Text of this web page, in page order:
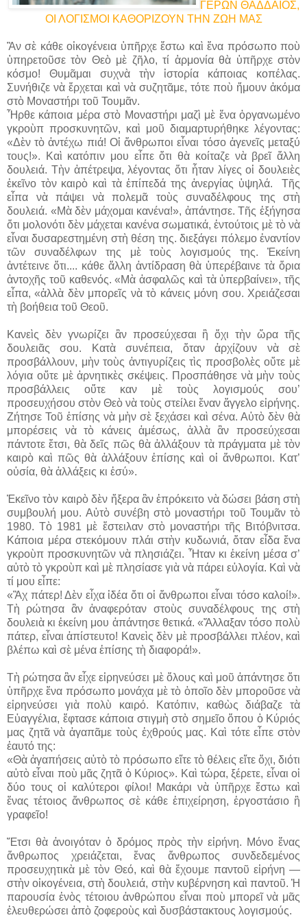
ΓΕΡΩΝ ΘΑΔΔΑΙΟΣ,
ΟΙ ΛΟΓΙΣΜΟΙ ΚΑΘΟΡΙΖΟΥΝ ΤΗΝ ΖΩΗ ΜΑΣ
Ἂν σὲ κάθε οἰκογένεια ὑπῆρχε ἔστω καὶ ἕνα πρόσωπο ποὺ
ὑπηρετοῦσε τὸν Θεὸ μὲ ζῆλο, τί ἁρμονία θὰ ὑπῆρχε στὸν
κόσμο! Θυμᾶμαι συχνὰ τὴν ἱστορία κάποιας κοπέλας.
Συνήθιζε νὰ ἔρχεται καὶ νὰ συζητᾶμε, τότε ποὺ ἤμουν ἀκόμα
στὸ Μοναστήρι τοῦ Τουμᾶν.
Ἦρθε κάποια μέρα στὸ Μοναστήρι μαζὶ μὲ ἕνα ὀργανωμένο
γκροὺπ προσκυνητῶν, καὶ μοῦ διαμαρτυρήθηκε λέγοντας:
«Δὲν τὸ ἀντέχω πιά! Οἱ ἄνθρωποι εἶναι τόσο ἀγενεῖς μεταξύ
τους!». Καὶ κατόπιν μου εἶπε ὅτι θὰ κοίταζε νὰ βρεῖ ἄλλη
δουλειά. Τὴν ἀπέτρεψα, λέγοντας ὅτι ἦταν λίγες οἱ δουλειὲς
ἐκεῖνο τὸν καιρὸ καὶ τὰ ἐπίπεδά της ἀνεργίας ὑψηλά. Τῆς
εἶπα νὰ πάψει νὰ πολεμᾶ τοὺς συναδέλφους της στὴ
δουλειά. «Μὰ δὲν μάχομαι κανένα!», ἀπάντησε. Τῆς ἐξήγησα
ὅτι μολονότι δὲν μάχεται κανένα σωματικά, ἐντούτοις μὲ τὸ νὰ
εἶναι δυσαρεστημένη στὴ θέση της. διεξάγει πόλεμο ἐναντίον
τῶν συναδέλφων της μὲ τοὺς λογισμούς της. Ἐκείνη
ἀντέτεινε ὅτι.... κάθε ἄλλη ἀντίδραση θὰ ὑπερέβαινε τὰ ὅρια
ἀντοχῆς τοῦ καθενός. «Μὰ ἀσφαλῶς καὶ τὰ ὑπερβαίνει», τῆς
εἶπα, «ἀλλὰ δὲν μπορεῖς νὰ τὸ κάνεις μόνη σου. Χρειάζεσαι
τὴ βοήθεια τοῦ Θεοῦ.
Κανεὶς δὲν γνωρίζει ἂν προσεύχεσαι ἢ ὄχι τὴν ὥρα τῆς
δουλειᾶς σου. Κατὰ συνέπεια, ὅταν ἀρχίζουν νὰ σὲ
προσβάλλουν, μὴν τοὺς ἀντιγυρίζεις τὶς προσβολὲς οὔτε μὲ
λόγια οὔτε μὲ ἀρνητικὲς σκέψεις. Προσπάθησε νὰ μὴν τοὺς
προσβάλλεις οὔτε καν μὲ τοὺς λογισμούς σου’
προσευχήσου στὸν Θεὸ νὰ τοὺς στείλει ἕναν ἄγγελο εἰρήνης.
Ζήτησε Τοῦ ἐπίσης νὰ μὴν σὲ ξεχάσει καὶ σένα. Αὐτὸ δὲν θὰ
μπορέσεις νὰ τὸ κάνεις ἀμέσως, ἀλλὰ ἂν προσεύχεσαι
πάντοτε ἔτσι, θὰ δεῖς πῶς θὰ ἀλλάξουν τὰ πράγματα μὲ τὸν
καιρὸ καὶ πῶς θὰ ἀλλάξουν ἐπίσης καὶ οἱ ἄνθρωποι. Κατ’
οὐσία, θὰ ἀλλάξεις κι ἐσύ».
Ἐκεῖνο τὸν καιρὸ δὲν ἤξερα ἂν ἐπρόκειτο νὰ δώσει βάση στὴ
συμβουλή μου. Αὐτὸ συνέβη στὸ μοναστήρι τοῦ Τουμᾶν τὸ
1980. Τὸ 1981 μὲ ἔστειλαν στὸ μοναστήρι τῆς Βιτόβνιτσα.
Κάποια μέρα στεκόμουν πλάι στὴν κυδωνιά, ὅταν εἶδα ἕνα
γκροὺπ προσκυνητῶν νὰ πλησιάζει. Ἦταν κι ἐκείνη μέσα σ’
αὐτὸ τὸ γκροὺπ καὶ μὲ πλησίασε γιὰ νὰ πάρει εὐλογία. Καὶ νὰ
τί μου εἶπε:
«Ἂχ πάτερ! Δὲν εἶχα ἰδέα ὅτι οἱ ἄνθρωποι εἶναι τόσο καλοί!».
Τὴ ρώτησα ἂν ἀναφερόταν στοὺς συναδέλφους της στὴ
δουλειὰ κι ἐκείνη μου ἀπάντησε θετικά. «Ἄλλαξαν τόσο πολὺ
πάτερ, εἶναι ἀπίστευτο! Κανεὶς δὲν μὲ προσβάλλει πλέον, καὶ
βλέπω καὶ σὲ μένα ἐπίσης τὴ διαφορά!».
Τὴ ρώτησα ἂν εἶχε εἰρηνεύσει μὲ ὅλους καὶ μοῦ ἀπάντησε ὅτι
ὑπῆρχε ἕνα πρόσωπο μονάχα μὲ τὸ ὁποῖο δὲν μποροῦσε νὰ
εἰρηνεύσει γιὰ πολὺ καιρό. Κατόπιν, καθὼς διάβαζε τὰ
Εὐαγγέλια, ἔφτασε κάποια στιγμὴ στὸ σημεῖο ὅπου ὁ Κύριός
μας ζητᾶ νὰ ἀγαπᾶμε τοὺς ἐχθρούς μας. Καὶ τότε εἶπε στὸν
ἑαυτό της:
«Θὰ ἀγαπήσεις αὐτὸ τὸ πρόσωπο εἴτε τὸ θέλεις εἴτε ὄχι, διότι
αὐτὸ εἶναι ποὺ μᾶς ζητᾶ ὁ Κύριος». Καὶ τώρα, ξέρετε, εἶναι οἱ
δύο τους οἱ καλύτεροι φίλοι! Μακάρι νὰ ὑπῆρχε ἔστω καὶ
ἕνας τέτοιος ἄνθρωπος σὲ κάθε ἐπιχείρηση, ἐργοστάσιο ἢ
γραφεῖο!
Ἔτσι θὰ ἀνοιγόταν ὁ δρόμος πρὸς τὴν εἰρήνη. Μόνο ἕνας
ἄνθρωπος χρειάζεται, ἕνας ἄνθρωπος συνδεδεμένος
προσευχητικὰ μὲ τὸν Θεό, καὶ θὰ ἔχουμε παντοῦ εἰρήνη —
στὴν οἰκογένεια, στὴ δουλειά, στὴν κυβέρνηση καὶ παντοῦ. Ἡ
παρουσία ἑνὸς τέτοιου ἀνθρώπου εἶναι ποὺ μπορεῖ νὰ μᾶς
ἐλευθερώσει ἀπὸ ζοφεροὺς καὶ δυσβάστακτους λογισμούς.